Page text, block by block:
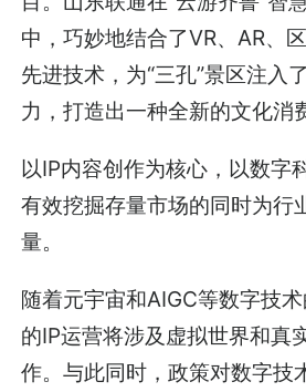
中，巧妙地结合了VR、AR、
先进技术，为“三孔”景区注入
力，打造出一种全新的文化消
以IP内容创作为核心，以数字
有效挖掘存量市场的同时为行
量。
随着元宇宙和AIGC等数字技
的IP运营将涉及虚拟世界和真
作。与此同时，政策对数字技